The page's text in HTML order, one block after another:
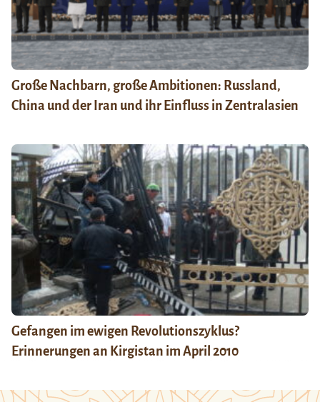
Große Nachbarn, große Ambitionen: Russland,
China und der Iran und ihr Einfluss in Zentralasien
Gefangen im ewigen Revolutionszyklus?
Erinnerungen an Kirgistan im April 2010